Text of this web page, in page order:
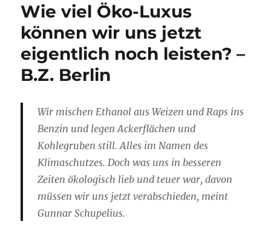
Wie viel Öko-Luxus
können wir uns jetzt
eigentlich noch leisten? –
B.Z. Berlin
Wir mischen Ethanol aus Weizen und Raps ins
Benzin und legen Ackerflächen und
Kohlegruben still. Alles im Namen des
Klimaschutzes. Doch was uns in besseren
Zeiten ökologisch lieb und teuer war, davon
müssen wir uns jetzt verabschieden, meint
Gunnar Schupelius.